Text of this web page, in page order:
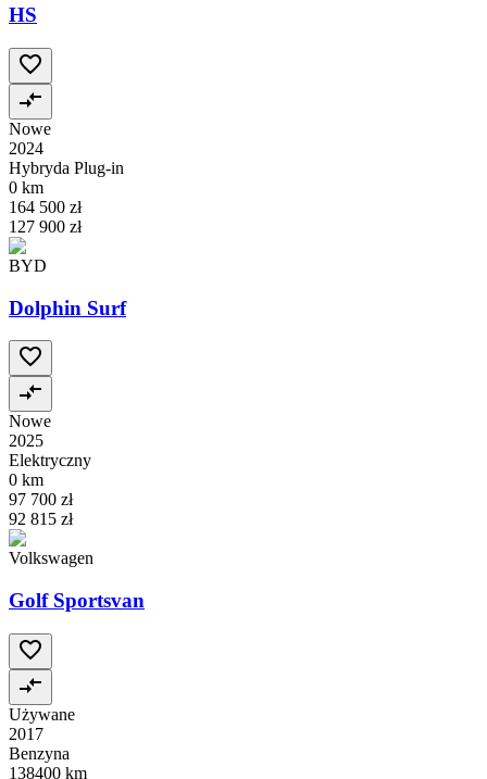
HS
Nowe
2024
Hybryda Plug-in
0 km
164 500 zł
127 900 zł
BYD
Dolphin Surf
Nowe
2025
Elektryczny
0 km
97 700 zł
92 815 zł
Volkswagen
Golf Sportsvan
Używane
2017
Benzyna
138400 km